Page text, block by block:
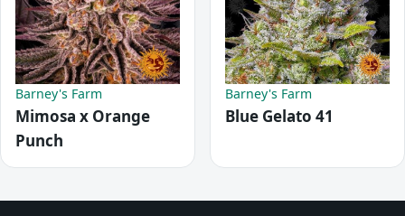
Barney's Farm
Mimosa x Orange
Punch
Barney's Farm
Blue Gelato 41